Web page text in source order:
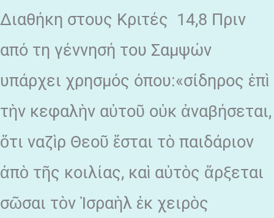
Διαθήκη στους Κριτές 14,8 Πριν
από τη γέννησή του Σαμψών
υπάρχει χρησμός όπου:«σίδηρος ἐπὶ
τὴν κεφαλὴν αὐτοῦ οὐκ ἀναβήσεται,
ὅτι ναζὶρ Θεοῦ ἔσται τὸ παιδάριον
ἀπὸ τῆς κοιλίας, καὶ αὐτὸς ἄρξεται
σῶσαι τὸν Ἰσραὴλ ἐκ χειρὸς